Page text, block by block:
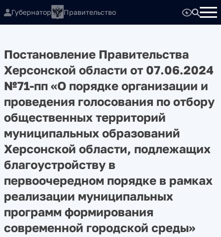
Губернатор Правительство
Постановление Правительства
Херсонской области от 07.06.2024
№71-пп «О порядке организации и
проведения голосования по отбору
общественных территорий
муниципальных образований
Херсонской области, подлежащих
благоустройству в
первоочередном порядке в рамках
реализации муниципальных
программ формирования
современной городской среды»